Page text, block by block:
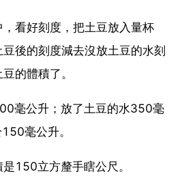
看好刻度，把土豆放入量杯
後的刻度減去沒放土豆的水刻
的體積了。
毫公升；放了土豆的水350毫
毫公升。
150立方釐手瞎公尺。